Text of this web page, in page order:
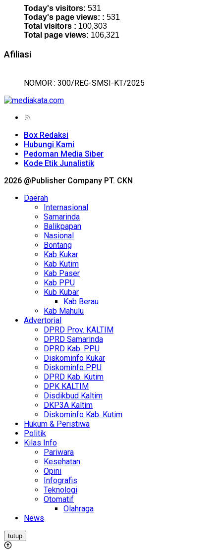
Today's visitors: 531
Today's page views: : 531
Total visitors : 100,303
Total page views: 106,321
Afiliasi
NOMOR : 300/REG-SMSI-KT/2025
Box Redaksi
Hubungi Kami
Pedoman Media Siber
Kode Etik Junalistik
2026 @Publisher Company PT. CKN
Daerah
Internasional
Samarinda
Balikpapan
Nasional
Bontang
Kab Kukar
Kab Kutim
Kab Paser
Kab PPU
Kub Kubar
Kab Berau
Kab Mahulu
Advertorial
DPRD Prov. KALTIM
DPRD Samarinda
DPRD Kab. PPU
Diskominfo Kukar
Diskominfo PPU
DPRD Kab. Kutim
DPK KALTIM
Disdikbud Kaltim
DKP3A Kaltim
Diskominfo Kab. Kutim
Hukum & Peristiwa
Politik
Kilas Info
Pariwara
Kesehatan
Opini
Infografis
Teknologi
Otomatif
Olahraga
News
tutup